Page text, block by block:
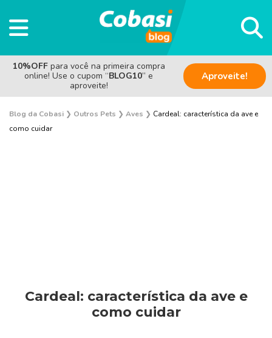
10%OFF para você na primeira compra
online! Use o cupom “BLOG10” e
aproveite!
Aproveite!
Blog da Cobasi ❯ Outros Pets ❯ Aves ❯ Cardeal: característica da ave e
como cuidar
Saúde
Cardeal: característica da ave e
como cuidar